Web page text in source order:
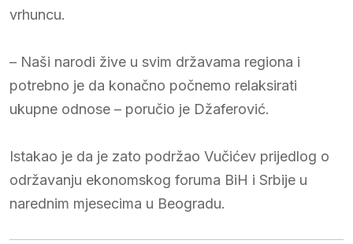
vrhuncu.
– Naši narodi žive u svim državama regiona i
potrebno je da konačno počnemo relaksirati
ukupne odnose – poručio je Džaferović.
Istakao je da je zato podržao Vučićev prijedlog o
održavanju ekonomskog foruma BiH i Srbije u
narednim mjesecima u Beogradu.